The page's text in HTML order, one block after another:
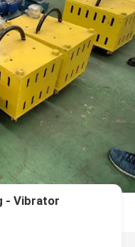
- Vibrator